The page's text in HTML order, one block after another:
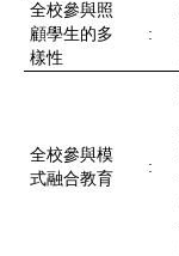
全校參與照
顧學生的多
樣性
:
全校參與模
式融合教育
: